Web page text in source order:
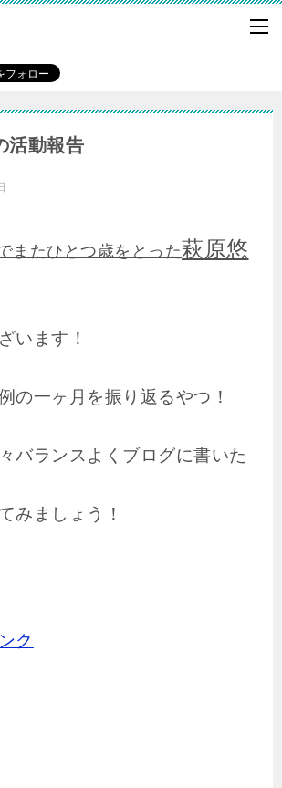
活動報告
またひとつ歳をとった萩原悠
います！
の一ヶ月を振り返るやつ！
バランスよくブログに書いた
みましょう！
ク